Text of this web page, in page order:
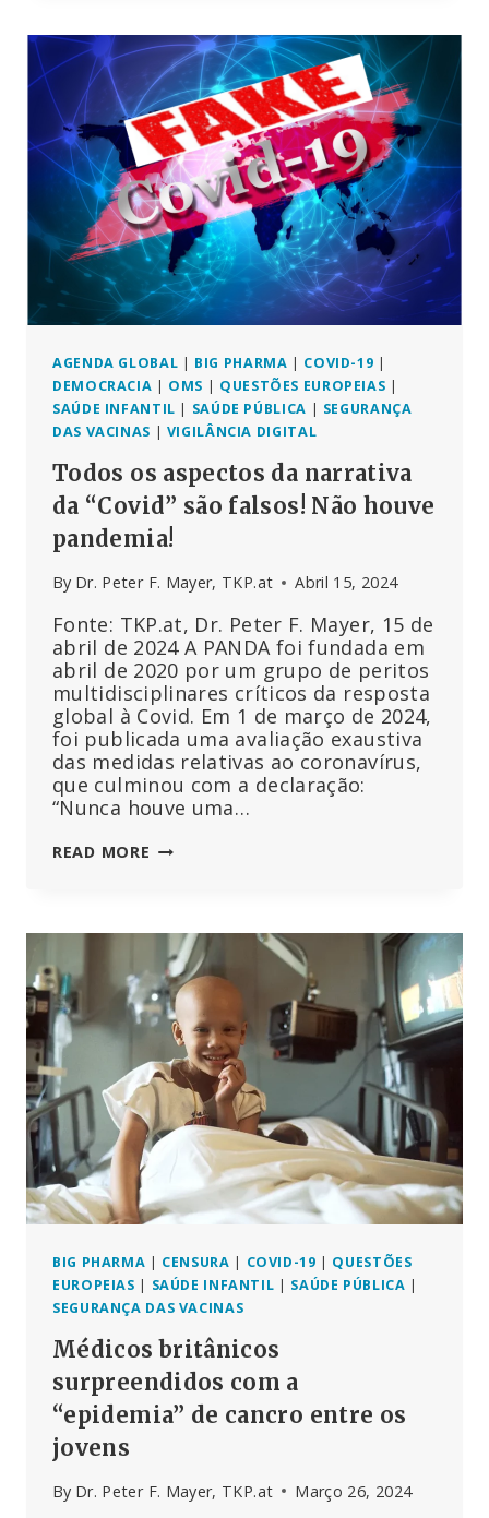
DADOS
CLIMÁTICOS:
ESTAÇÕES
METEOROLÓGICAS
INEXISTENTES
ALIMENTAM
OS
DADOS
AGENDA GLOBAL | BIG PHARMA | COVID-19 |
DEMOCRACIA | OMS | QUESTÕES EUROPEIAS |
SAÚDE INFANTIL | SAÚDE PÚBLICA | SEGURANÇA
DAS VACINAS | VIGILÂNCIA DIGITAL
Todos os aspectos da narrativa
da “Covid” são falsos! Não houve
pandemia!
By Dr. Peter F. Mayer, TKP.at Abril 15, 2024
Fonte: TKP.at, Dr. Peter F. Mayer, 15 de
abril de 2024 A PANDA foi fundada em
abril de 2020 por um grupo de peritos
multidisciplinares críticos da resposta
global à Covid. Em 1 de março de 2024,
foi publicada uma avaliação exaustiva
das medidas relativas ao coronavírus,
que culminou com a declaração:
“Nunca houve uma…
READ MORE TODOS
NARRATIVA
DA
“COVID”
SÃO
FALSOS!
NÃO
HOUVE
PANDEMIA!
BIG PHARMA | CENSURA | COVID-19 | QUESTÕES
EUROPEIAS | SAÚDE INFANTIL | SAÚDE PÚBLICA |
SEGURANÇA DAS VACINAS
Médicos britânicos
surpreendidos com a
“epidemia” de cancro entre os
jovens
By Dr. Peter F. Mayer, TKP.at Março 26, 2024